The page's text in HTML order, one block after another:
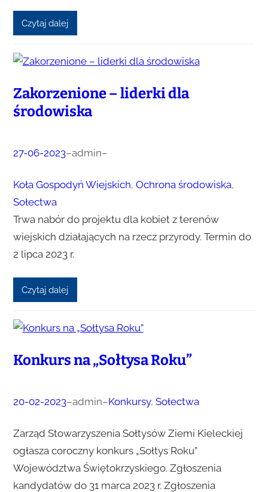
Czytaj dalej
Zakorzenione – liderki dla
środowiska
27-06-2023–admin–
Koła Gospodyń Wiejskich, Ochrona środowiska
Sołectwa
Trwa nabór do projektu dla kobiet z terenów
wiejskich działających na rzecz przyrody. Termin do
2 lipca 2023 r.
Czytaj dalej
Konkurs na „Sołtysa Roku”
20-02-2023–admin–Konkursy, Sołectwa
Zarząd Stowarzyszenia Sołtysów Ziemi Kieleckiej
ogłasza coroczny konkurs „Sołtys Roku”
Województwa Świętokrzyskiego. Zgłoszenia
kandydatów do 31 marca 2023 r. Zgłoszenia